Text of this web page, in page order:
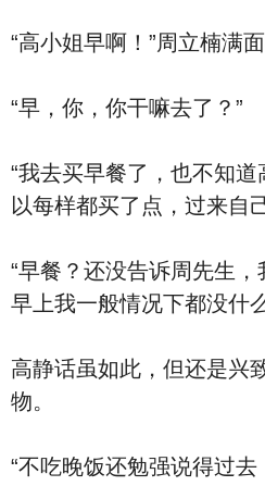
“高小姐早啊！”周立楠满
“早，你，你干嘛去了？”
“我去买早餐了，也不知
以每样都买了点，过来自
“早餐？还没告诉周先生
早上我一般情况下都没什
高静话虽如此，但还是兴
物。
“不吃晚饭还勉强说得过